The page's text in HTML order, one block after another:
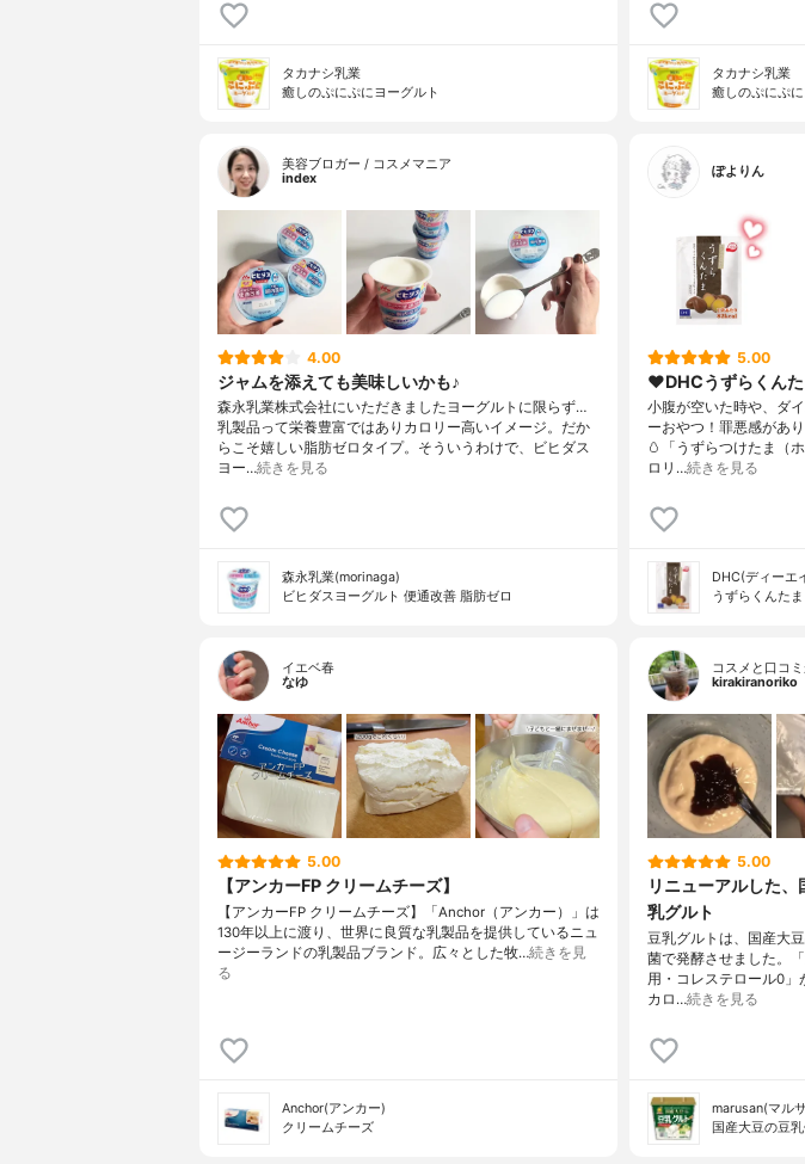
タカナシ乳業
癒しのぷにぷにヨーグルト
タカナシ乳業
癒しのぷにぷ
美容ブロガー / コスメマニア
index
4.00
ジャムを添えても美味しいかも♪
森永乳業株式会社にいただきましたヨーグルトに限らず…
乳製品って栄養豊富ではありカロリー高いイメージ。だか
らこそ嬉しい脂肪ゼロタイプ。そういうわけで、ビヒダス
ヨー…続きを見る
森永乳業(morinaga)
ビヒダスヨーグルト 便通改善 脂肪ゼロ
ぽよりん
5.00
❤︎DHCうずらくん
小腹が空いた時や、ダ
ーおやつ！罪悪感があ
🥚「うずらつけたま（
ロリ…続きを見る
DHC(ディーエ
うずらくんたま
イエベ春
なゆ
5.00
【アンカーFP クリームチーズ】
【アンカーFP クリームチーズ】「Anchor（アンカー）」は
130年以上に渡り、世界に良質な乳製品を提供しているニュ
ージーランドの乳製品ブランド。広々とした牧…続きを見
る
Anchor(アンカー)
クリームチーズ
コスメと口コ
kirakiranoriko
5.00
リニューアルした
乳グルト
豆乳グルトは、国産大
菌で発酵させました。
用・コレステロール0」
カロ…続きを見る
marusan(マル
国産大豆の豆